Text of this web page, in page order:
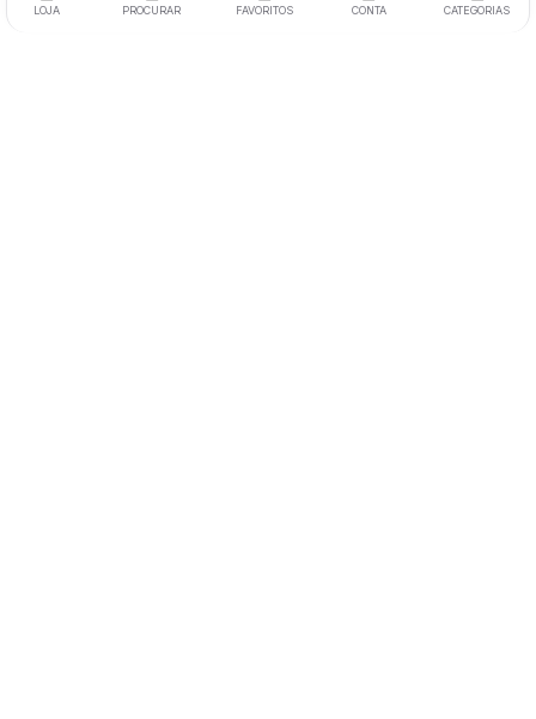
LOJA PROCURAR FAVORITOS CONTA CATEGORIAS